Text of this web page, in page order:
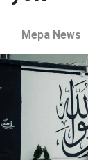
Mepa News